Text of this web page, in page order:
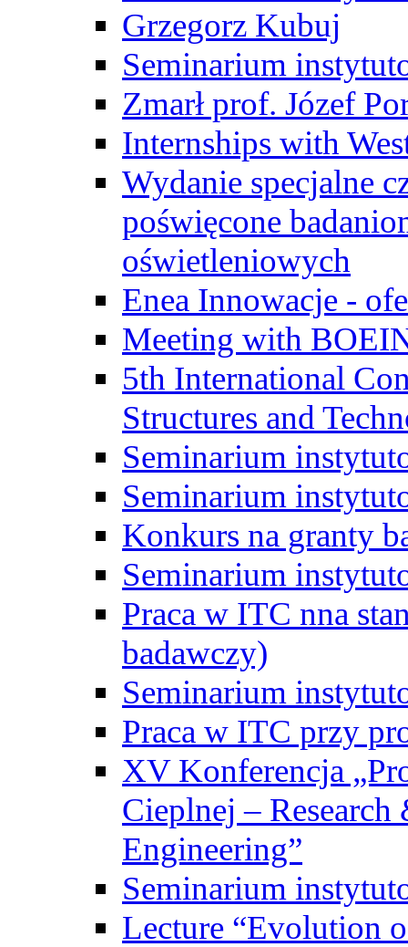
Grzegorz Kubuj
Seminarium
Zmarł prof. Józef
Internships with
Wydanie specjalne
poświęcone
oświetleniowych
Enea Innowacje -
Meeting with
5th International
Structures and
Seminarium
Seminarium
Konkurs na granty
Seminarium
Praca w ITC nna
badawczy)
Seminarium
Praca w ITC przy
XV Konferencja
Cieplnej –
Engineering”
Seminarium
Lecture “Evolution